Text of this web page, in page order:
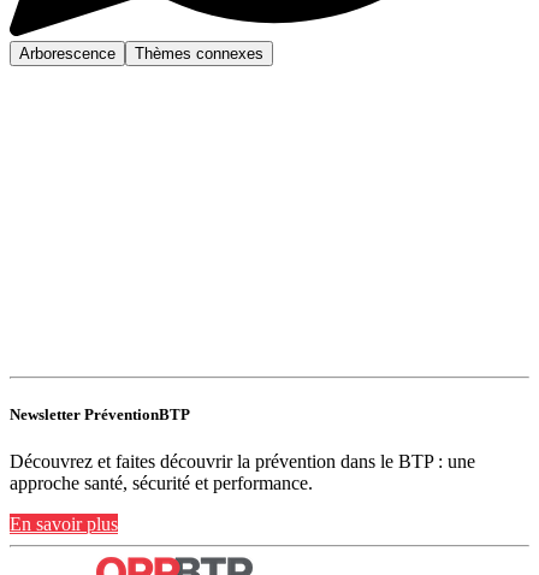
Arborescence Thèmes connexes
Newsletter PréventionBTP
Découvrez et faites découvrir la prévention dans le BTP : une
approche santé, sécurité et performance.
En savoir plus